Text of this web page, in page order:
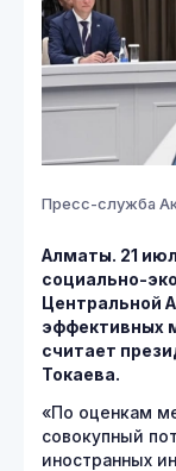
Пресс-служба
Алматы. 21
социально-
Центральной
эффективных
считает
Токаева.
«По оценкам
совокупный
иностранных